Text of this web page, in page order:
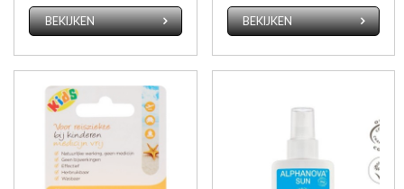
BEKIJKEN BEKIJKEN